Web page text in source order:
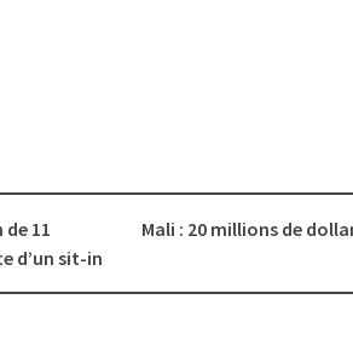
11
d’un sit-in
Mali : 20 millions de